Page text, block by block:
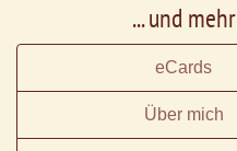
... und mehr
eCards
Über mich